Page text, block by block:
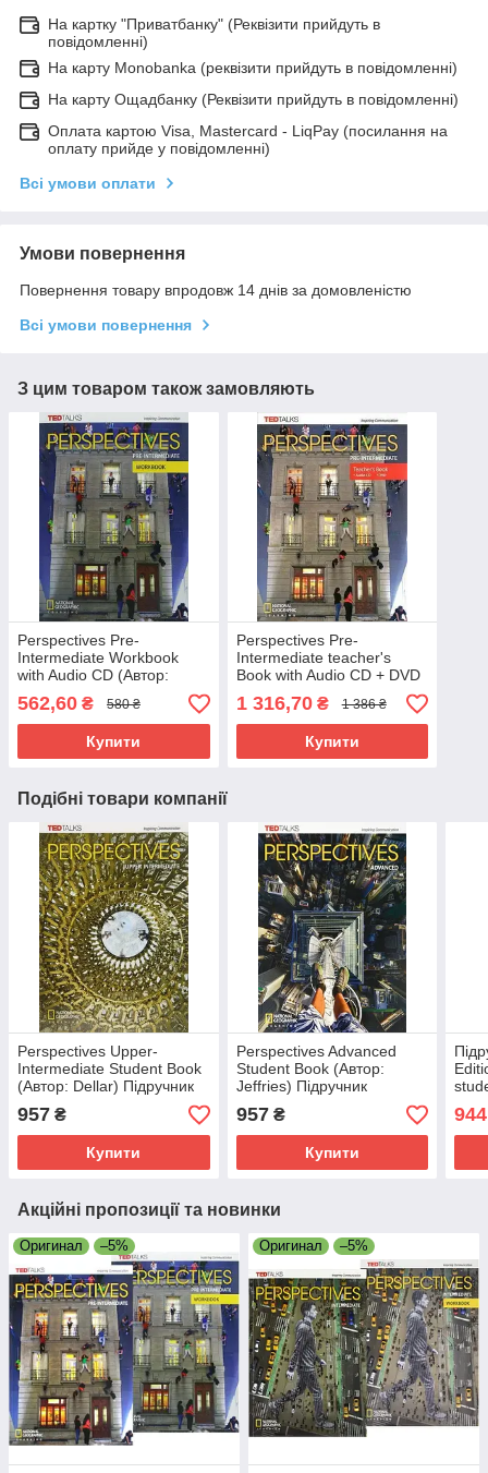
На картку "Приватбанку" (Реквізити прийдуть в
повідомленні)
На карту Monobanka (реквізити прийдуть в повідомленні)
На карту Ощадбанку (Реквізити прийдуть в повідомленні)
Оплата картою Visa, Mastercard - LiqPay (посилання на
оплату прийде у повідомленні)
Всі умови оплати
Умови повернення
Повернення товару впродовж 14 днів за домовленістю
Всі умови повернення
З цим товаром також замовляють
Perspectives Pre-
Intermediate Workbook
with Audio CD (Автор:
Lansford) Зошит з диском
562,60 ₴ 580 ₴
Купити
Perspectives Pre-
Intermediate teacher's
Book with Audio CD + DVD
(автор: Douglas) Книга для
вчителя
1 316,70₴ 1 386 ₴
Купити
Подібні товари компанії
Perspectives Upper-
Intermediate Student Book
(Автор: Dellar) Підручник
957 ₴
Купити
Perspectives Advanced
Student Book (Автор:
Jeffries) Підручник
957₴
Купити
Акційні пропозиції та новинки
Оригинал –5% Оригинал –5%